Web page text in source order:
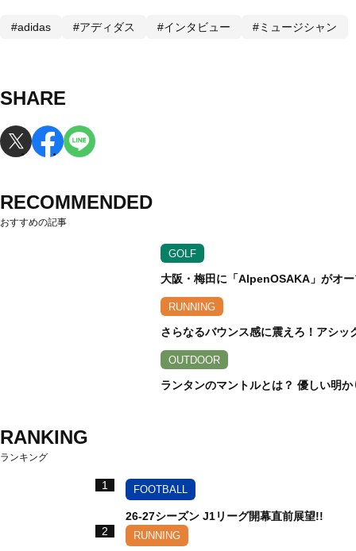
#adidas #アディダス #インタビュー #ミュージシャン
SHARE
RECOMMENDED
おすすめの記事
GOLF
大阪・梅田に「AlpenOSAKA」がオ
RUNNING
さらなるバウンス感に震えろ！アシ
OUTDOOR
ランタンのマントルとは？ 優しい明
RANKING
ランキング
1 FOOTBALL
26-27シーズン J1リーグ開幕直前展望!!
2
RUNNING